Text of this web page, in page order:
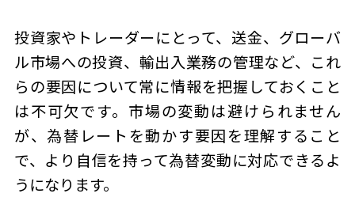
投資家やトレーダーにとって、送金、グローバ
ル市場への投資、輸出入業務の管理など、これ
らの要因について常に情報を把握しておくこと
は不可欠です。市場の変動は避けられません
が、為替レートを動かす要因を理解すること
で、より自信を持って為替変動に対応できるよ
うになります。